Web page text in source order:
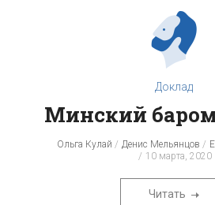
Доклад
Минский
Ольга Кулай Денис Мельянцов
10 марта, 2020
Читать